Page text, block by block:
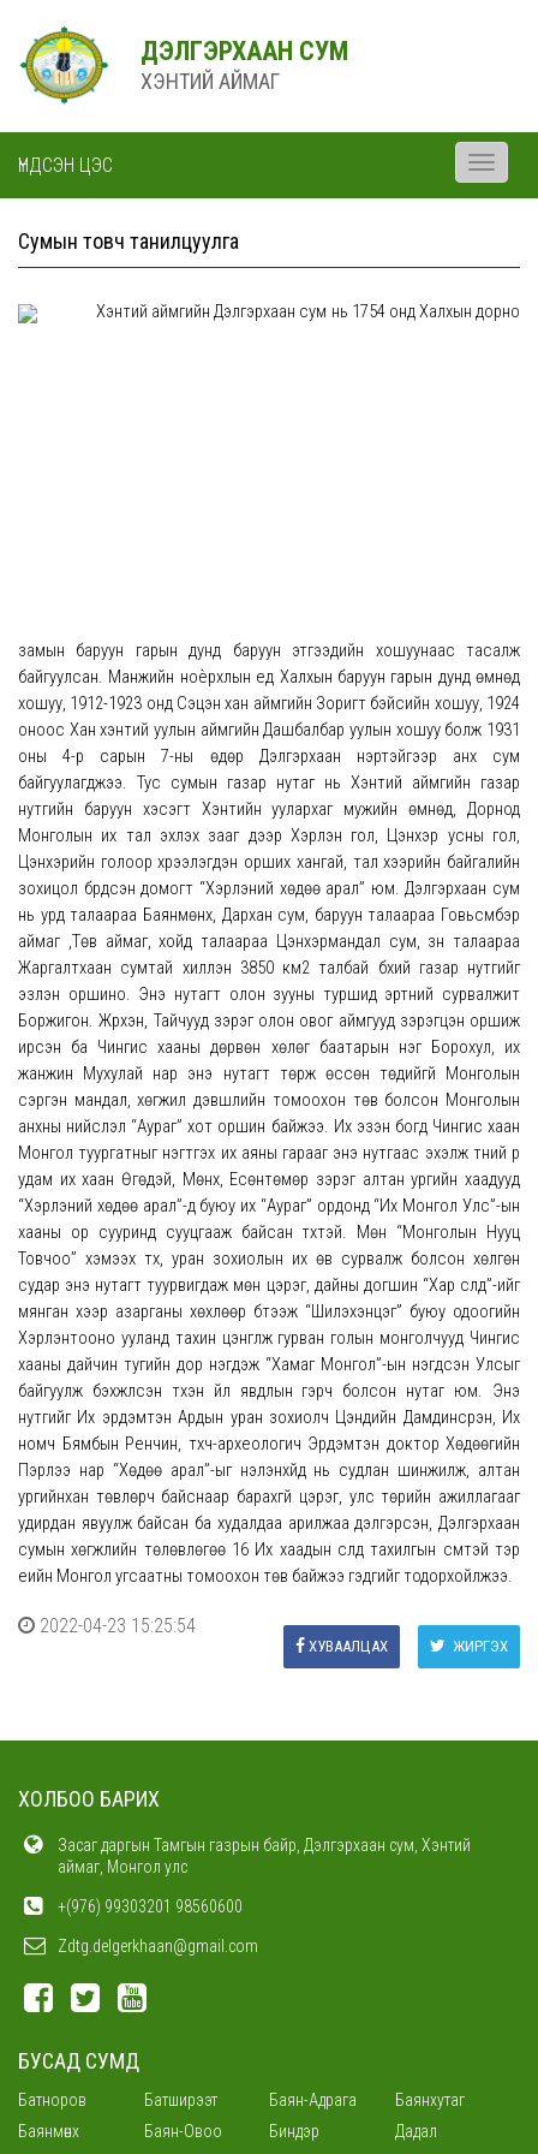
ДЭЛГЭРХААН СУМ
ХЭНТИЙ АЙМАГ
ҮНДСЭН ЦЭС
Toggle
Сумын товч танилцуулга
Хэнтий аймгийн Дэлгэрхаан сум нь 1754 онд Халхын дорно
замын баруун гарын дунд баруун этгээдийн хошуунаас тасалж
байгуулсан. Манжийн ноѐрхлын үед Халхын баруун гарын дунд өмнөд
хошуу, 1912-1923 онд Сэцэн хан аймгийн Зоригт бэйсийн хошуу, 1924
оноос Хан хэнтий уулын аймгийн Дашбалбар уулын хошуу болж 1931
оны 4-р сарын 7-ны өдөр Дэлгэрхаан нэртэйгээр анх сум
байгуулагджээ. Тус сумын газар нутаг нь Хэнтий аймгийн газар
нутгийн баруун хэсэгт Хэнтийн уулархаг мужийн өмнөд, Дорнод
Монголын их тал эхлэх зааг дээр Хэрлэн гол, Цэнхэр усны гол,
Цэнхэрийн голоор хүрээлэгдэн орших хангай, тал хээрийн байгалийн
зохицол бүрдсэн домогт “Хэрлэний хөдөө арал” юм. Дэлгэрхаан сум
нь урд талаараа Баянмөнх, Дархан сум, баруун талаараа Говьсүмбэр
аймаг ,Төв аймаг, хойд талаараа Цэнхэрмандал сум, зүүн талаараа
Жаргалтхаан сумтай хиллэн 3850 км2 талбай бүхий газар нутгийг
эзлэн оршино. Энэ нутагт олон зууны туршид эртний сурвалжит
Боржигон. Жүрхэн, Тайчууд зэрэг олон овог аймгууд зэрэгцэн оршиж
ирсэн ба Чингис хааны дөрвөн хөлөг баатарын нэг Борохул, их
жанжин Мухулай нар энэ нутагт төрж өссөн төдийгүй Монголын
сэргэн мандал, хөгжил дэвшлийн томоохон төв болсон Монголын
анхны нийслэл “Аураг” хот оршин байжээ. Их эзэн богд Чингис хаан
Монгол туургатныг нэгтгэх их аяны гарааг энэ нутгаас эхэлж түүний үр
удам их хаан Өгөдэй, Мөнх, Есөнтөмөр зэрэг алтан ургийн хаадууд
“Хэрлэний хөдөө арал”-д буюу их “Аураг” ордонд “Их Монгол Улс”-ын
хааны ор сууринд сууцгааж байсан түүхтэй. Мөн “Монголын Нууц
Товчоо” хэмээх түүх, уран зохиолын их өв сурвалж болсон хөлгөн
судар энэ нутагт туурвигдаж мөн цэрэг, дайны догшин “Хар сүлд”-ийг
мянган хээр азарганы хөхлөөр бүтээж “Шилэхэнцэг” буюу одоогийн
Хэрлэнтооно ууланд тахин цэнгүүлж гурван голын монголчууд Чингис
хааны дайчин тугийн дор нэгдэж “Хамаг Монгол”-ын нэгдсэн Улсыг
байгуулж бэхжүүлсэн түүхэн үйл явдлын гэрч болсон нутаг юм. Энэ
нутгийг Их эрдэмтэн Ардын уран зохиолч Цэндийн Дамдинсүрэн, Их
номч Бямбын Ренчин, түүхч-археологич Эрдэмтэн доктор Хөдөөгийн
Пэрлээ нар “Хөдөө арал”-ыг нэлэнхүйд нь судлан шинжилж, алтан
ургийнхан төвлөрч байснаар барахгүй цэрэг, улс төрийн ажиллагааг
удирдан явуулж байсан ба худалдаа арилжаа дэлгэрсэн, Дэлгэрхаан
сумын хөгжлийн төлөвлөгөө 16 Их хаадын сүлд тахилгын сүмтэй тэр
үеийн Монгол угсаатны томоохон төв байжээ гэдгийг тодорхойлжээ.
2022-04-23 15:25:54
ЖИРГЭХ
ХУВААЛЦАХ
ХОЛБОО БАРИХ
Засаг даргын Тамгын газрын байр, Дэлгэрхаан сум, Хэнтий
аймаг, Монгол улс
+(976) 99303201 98560600
Zdtg.delgerkhaan@gmail.com
БУСАД СУМД
Батноров Батширээт Баян-Адрага
Баянхутаг
Баянмөнх
Баян-Овоо Биндэр
Дадал